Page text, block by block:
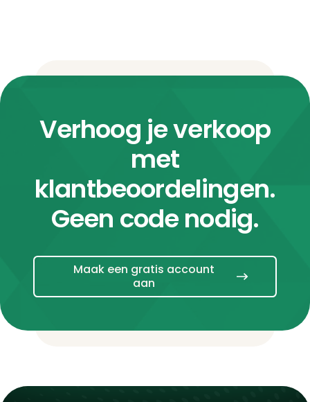
Verhoog je verkoop
met
klantbeoordelingen.
Geen code nodig.
Maak een gratis account
aan